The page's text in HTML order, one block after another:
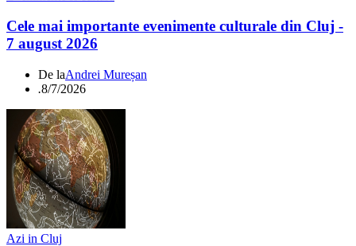
Cele mai importante evenimente culturale din Cluj -
7 august 2026
De laAndrei Mureșan
.8/7/2026
Azi in Cluj